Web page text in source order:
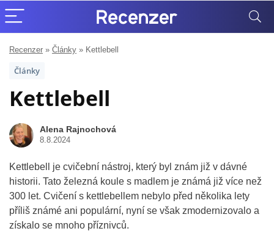
Recenzer » Články » Kettlebell
Články
Kettlebell
Alena Rajnochová
8.8.2024
Kettlebell je cvičební nástroj, který byl znám již v dávné
historii. Tato železná koule s madlem je známá již více než
300 let. Cvičení s kettlebellem nebylo před několika lety
příliš známé ani populární, nyní se však zmodernizovalo a
získalo se mnoho příznivců.